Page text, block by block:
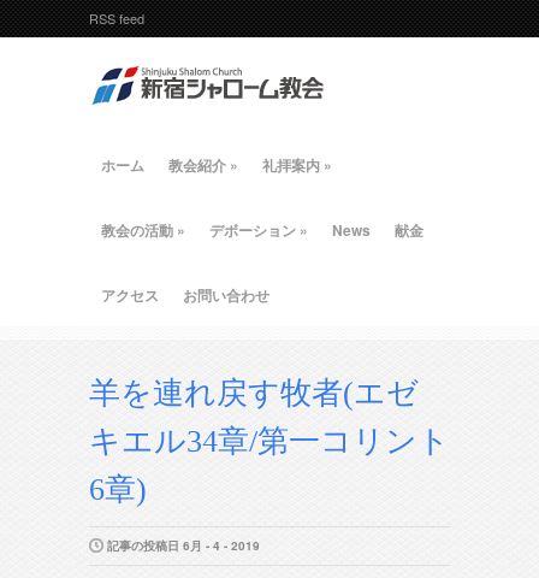
RSS feed
ホーム 教会紹介 » 礼拝案内 »
教会の活動 » デボーション » News 献金
アクセス お問い合わせ
羊を連れ戻す牧者(エゼ
キエル34章/第一コリント
6章)
記事の投稿日 6月 - 4 - 2019